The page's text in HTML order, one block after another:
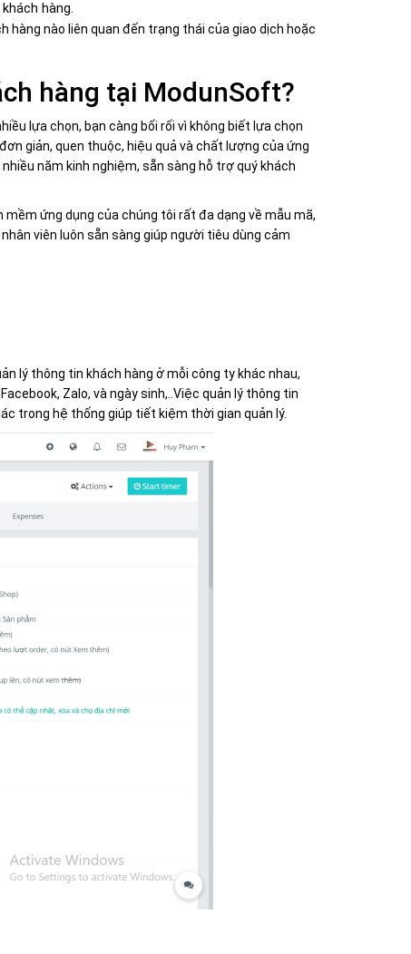
hàng.
hàng nào liên quan đến trạng thái của giao dịch hoặc
hàng tại ModunSoft?
lựa chọn, bạn càng bối rối vì không biết lựa chọn
giản, quen thuộc, hiệu quả và chất lượng của ứng
năm kinh nghiệm, sẵn sàng hỗ trợ quý khách
ứng dụng của chúng tôi rất đa dạng về mẫu mã,
viên luôn sẵn sàng giúp người tiêu dùng cảm
lý thông tin khách hàng ở mỗi công ty khác nhau,
Zalo, và ngày sinh,..Việc quản lý thông tin
trong hệ thống giúp tiết kiệm thời gian quản lý.